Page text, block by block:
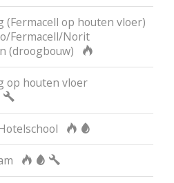
(Fermacell op houten vloer)
Fermacell/Norit
(droogbouw)
op houten vloer